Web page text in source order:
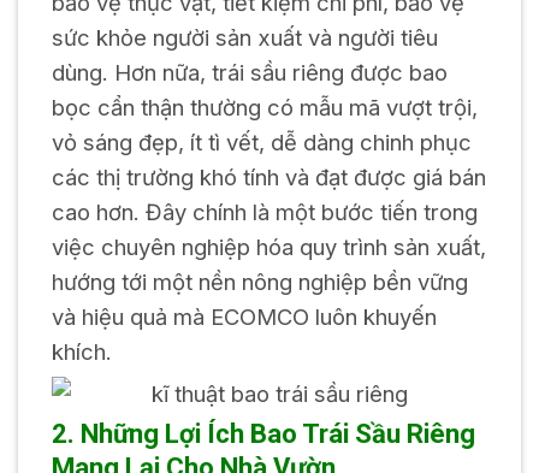
sức khỏe người sản xuất và người tiêu
dùng. Hơn nữa, trái sầu riêng được bao
bọc cẩn thận thường có mẫu mã vượt trội,
vỏ sáng đẹp, ít tì vết, dễ dàng chinh phục
các thị trường khó tính và đạt được giá bán
cao hơn. Đây chính là một bước tiến trong
việc chuyên nghiệp hóa quy trình sản xuất,
hướng tới một nền nông nghiệp bền vững
và hiệu quả mà ECOMCO luôn khuyến
khích.
2. Những Lợi Ích Bao Trái Sầu Riêng